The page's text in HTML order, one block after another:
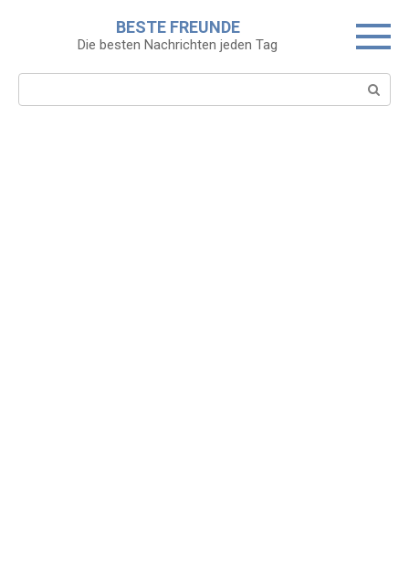
BESTE FREUNDE
Die besten Nachrichten jeden Tag
Search: